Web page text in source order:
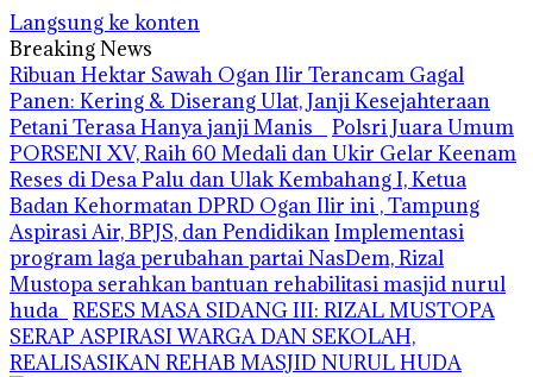
Langsung ke konten
Breaking News
Ribuan Hektar Sawah Ogan Ilir Terancam Gagal
Panen: Kering & Diserang Ulat, Janji Kesejahteraan
Petani Terasa Hanya janji Manis
Polsri Juara Umum
PORSENI XV, Raih 60 Medali dan Ukir Gelar Keenam
Reses di Desa Palu dan Ulak Kembahang I, Ketua
Badan Kehormatan DPRD Ogan Ilir ini , Tampung
Aspirasi Air, BPJS, dan PendidikanImplementasi
program laga perubahan partai NasDem, Rizal
Mustopa serahkan bantuan rehabilitasi masjid nurul
huda RESES MASA SIDANG III: RIZAL MUSTOPA
SERAP ASPIRASI WARGA DAN SEKOLAH,
REALISASIKAN REHAB MASJID NURUL HUDA